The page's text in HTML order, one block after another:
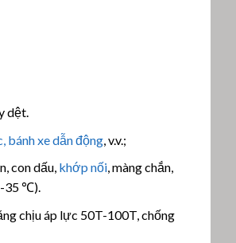
dệt.
bánh xe dẫn động, v.v.;
con dấu,khớp nối, màng chắn,
35 ℃).
chịu áp lực 50T-100T, chống